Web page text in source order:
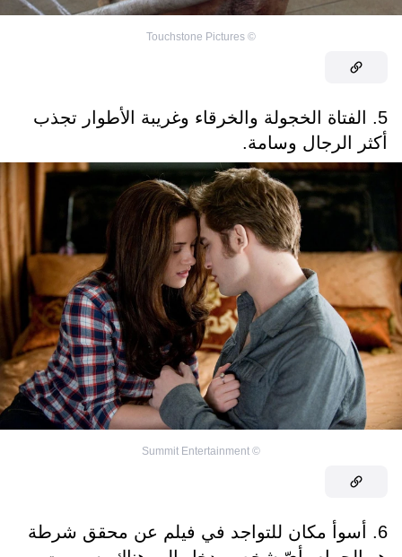
©
Touchstone Pictures
5. الفتاة الخجولة والخرقاء وغريبة الأطوار تجذب
أكثر الرجال وسامة.
©
Summit Entertainment
6. أسوأ مكان للتواجد في فيلم عن محقق شرطة